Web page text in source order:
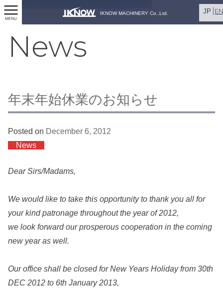
IKNOW MACHINERY Co.,Ltd.
MENU
JP
News
年末年始休業のお知らせ
Posted on December 6, 2012
News
Dear Sirs/Madams,
We would like to take this opportunity to thank you all for
your kind patronage throughout the year of 2012,
we look forward our prosperous cooperation in the coming
new year as well.
Our office shall be closed for New Years Holiday from 30th
DEC 2012 to 6th January 2013,